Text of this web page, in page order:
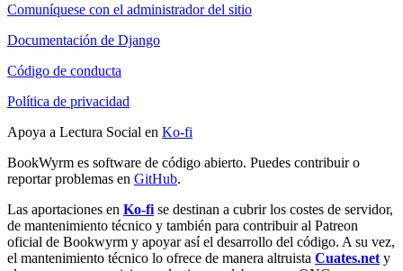
Comuníquese con el administrador del sitio
Documentación de Django
Código de conducta
Política de privacidad
Apoya a Lectura Social en Ko-fi
BookWyrm es software de código abierto. Puedes contribuir o
reportar problemas en GitHub.
Las aportaciones en Ko-fi se destinan a cubrir los costes de servidor,
de mantenimiento técnico y también para contribuir al Patreon
oficial de Bookwyrm y apoyar así el desarrollo del código. A su vez,
el mantenimiento técnico lo ofrece de manera altruista Cuates.net y